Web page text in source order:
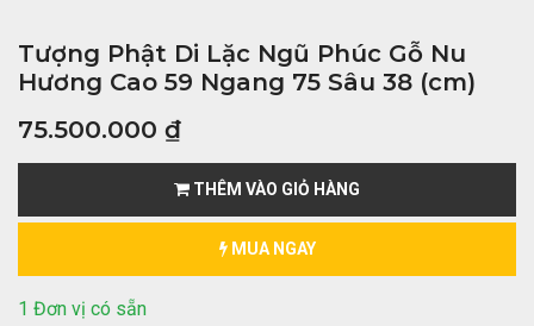
Tượng Phật Di Lặc Ngũ Phúc Gỗ Nu
Hương Cao 59 Ngang 75 Sâu 38 (cm)
75.500.000 ₫
THÊM VÀO GIỎ HÀNG
MUA NGAY
1 Đơn vị có sẵn